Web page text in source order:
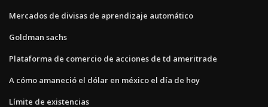
Mercados de divisas de aprendizaje automático
Goldman sachs
Plataforma de comercio de acciones de td ameritrade
A cómo amaneció el dólar en méxico el día de hoy
Límite de existencias